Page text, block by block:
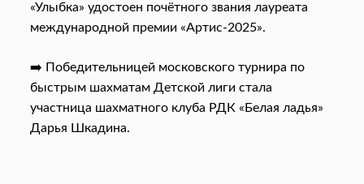
«Улыбка» удостоен почётного звания лауреата
международной премии «Артис-2025».
➡️ Победительницей московского турнира по
быстрым шахматам Детской лиги стала
участница шахматного клуба РДК «Белая ладья»
Дарья Шкадина.